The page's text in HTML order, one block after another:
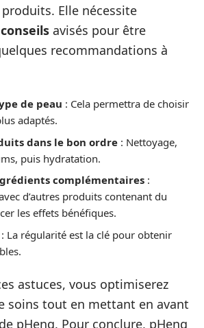
Elle nécessite
conseils avisés pour être
recommandations à
de peau : Cela permettra de choisir
adaptés.
dans le bon ordre : Nettoyage,
puis hydratation.
complémentaires :
d’autres produits contenant du
les effets bénéfiques.
: La régularité est la clé pour obtenir
astuces, vous optimiserez
soins tout en mettant en avant
de pHenq. Pour conclure, pHenq